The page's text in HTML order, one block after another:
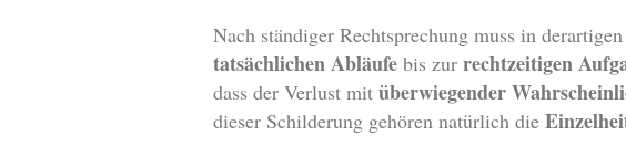
Nach ständiger Rechtsprechung muss in
tatsächlichen Abläufe bis zur rechtzeitigen
dass der Verlust mit überwiegender
dieser Schilderung gehören natürlich die